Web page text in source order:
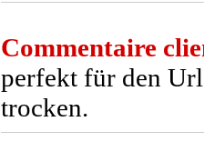
Commentaire
perfekt für den
trocken.